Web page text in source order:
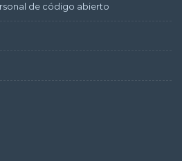
de código abierto